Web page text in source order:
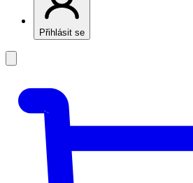
Přihlásit se